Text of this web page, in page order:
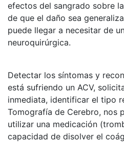
efectos del sangrado sobre
de que el daño sea
puede llegar a necesitar de
neuroquirúrgica.
Detectar los síntomas y
está sufriendo un ACV,
inmediata, identificar el tipo
Tomografía de Cerebro, nos
utilizar una medicación
capacidad de disolver el